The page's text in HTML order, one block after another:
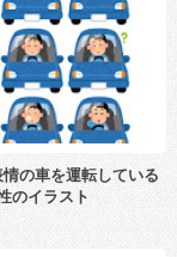
の車を運転している
のイラスト